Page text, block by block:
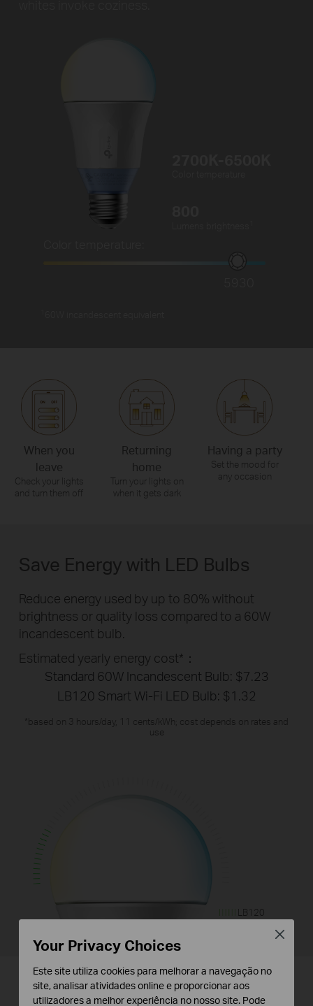
When you
leave
Check your lights
and turn them off
Returning
home
Turn your lights on
when it gets dark
Having a party
Set the mood for
any occasion
LB120
normal bulb
Save Energy with LED Bulbs
Reduce energy used by up to 80% without
brightness or quality loss compared to a 60W
incandescent bulb.
Estimated yearly energy cost*：
Standard 60W Incandescent Bulb: $7.23
LB120 Smart Wi-Fi LED Bulb: $1.32
*based on 3 hours/day, 11 cents/kWh; cost depends on rates and
use
Enjoy Peace of Mind
Your Privacy Choices
Este site utiliza cookies para melhorar a navegação no
site, analisar atividades online e proporcionar aos
utilizadores a melhor experiência no nosso site. Pode
Close